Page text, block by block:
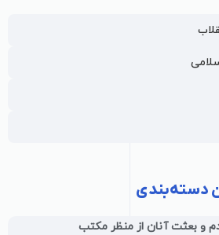
دسته‌بندی
و بعثت آنان از منظر مکتب